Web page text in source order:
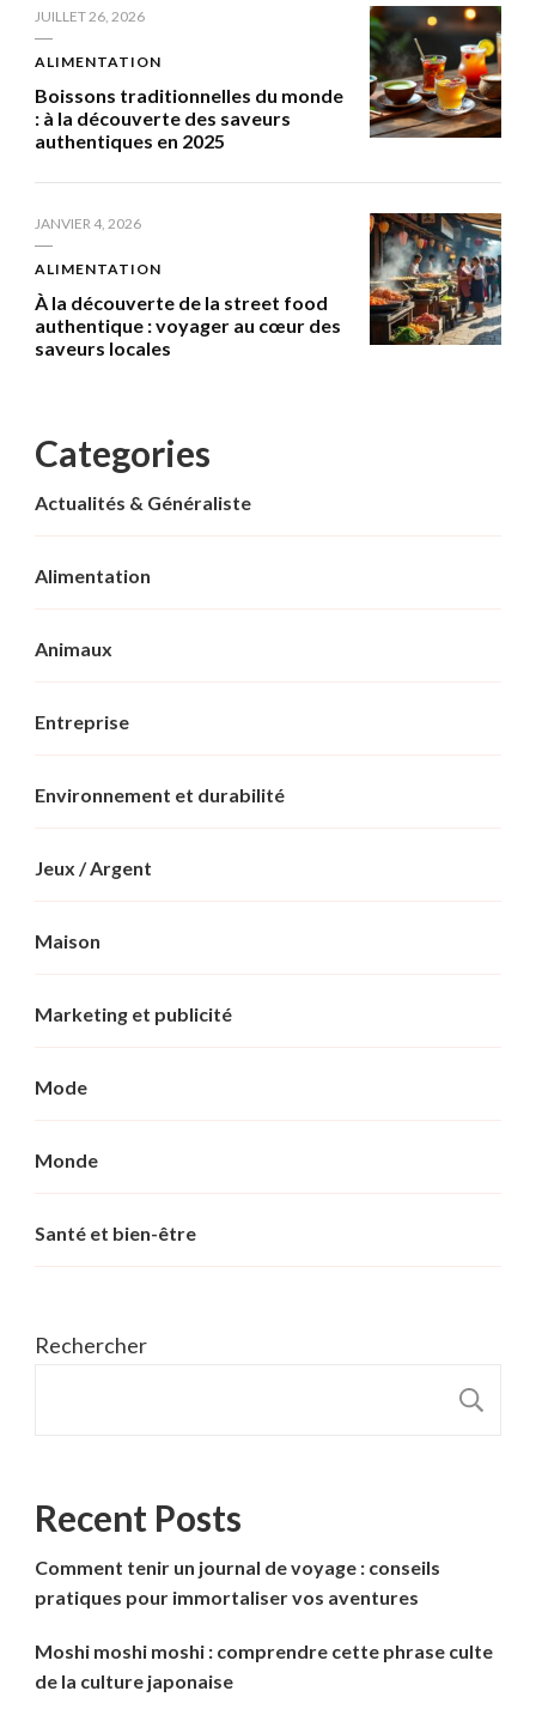
JUILLET 26, 2026
ALIMENTATION
Boissons traditionnelles du monde
: à la découverte des saveurs
authentiques en 2025
JANVIER 4, 2026
ALIMENTATION
À la découverte de la street food
authentique : voyager au cœur des
saveurs locales
Categories
Actualités & Généraliste
Alimentation
Animaux
Entreprise
Environnement et durabilité
Jeux / Argent
Maison
Marketing et publicité
Mode
Monde
Santé et bien-être
Rechercher
Recent Posts
Comment tenir un journal de voyage : conseils
pratiques pour immortaliser vos aventures
Moshi moshi moshi : comprendre cette phrase culte
de la culture japonaise